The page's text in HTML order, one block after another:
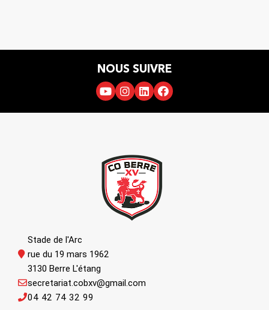
NOUS SUIVRE
Stade de l'Arc
rue du 19 mars 1962
3130 Berre L'étang
04 42 74 32 99
secretariat.cobxv@gmail.com